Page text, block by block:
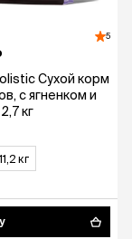
5
Сухой корм
с ягненком и
кг
11,2 кг